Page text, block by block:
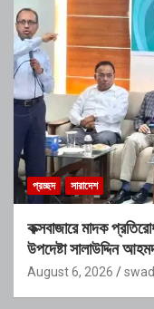
প্রচ্ছদ সারাদেশ
কক্সবাজারে মাদক
উপদেষ্টা সালাউদ্দিন
August 6, 2026